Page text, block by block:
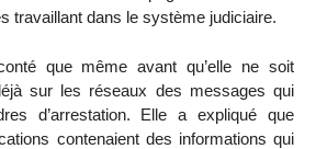
travaillant dans le système judiciaire.
que même avant qu’elle ne soit
sur les réseaux des messages qui
d’arrestation. Elle a expliqué que
contenaient des informations qui